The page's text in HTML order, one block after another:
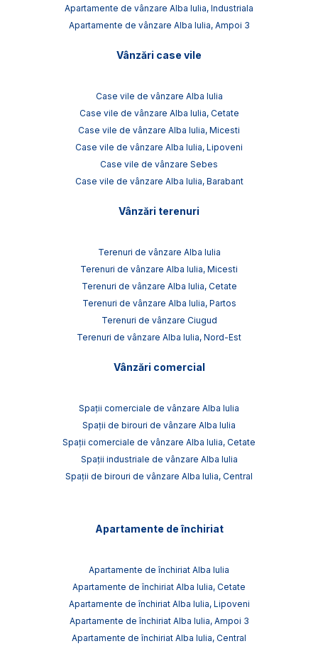
Apartamente de vânzare Alba Iulia, Industriala
Apartamente de vânzare Alba Iulia, Ampoi 3
Vânzări case vile
Case vile de vânzare Alba Iulia
Case vile de vânzare Alba Iulia, Cetate
Case vile de vânzare Alba Iulia, Micesti
Case vile de vânzare Alba Iulia, Lipoveni
Case vile de vânzare Sebes
Case vile de vânzare Alba Iulia, Barabant
Vânzări terenuri
Terenuri de vânzare Alba Iulia
Terenuri de vânzare Alba Iulia, Micesti
Terenuri de vânzare Alba Iulia, Cetate
Terenuri de vânzare Alba Iulia, Partos
Terenuri de vânzare Ciugud
Terenuri de vânzare Alba Iulia, Nord-Est
Vânzări comercial
Spații comerciale de vânzare Alba Iulia
Spații de birouri de vânzare Alba Iulia
Spații comerciale de vânzare Alba Iulia, Cetate
Spații industriale de vânzare Alba Iulia
Spații de birouri de vânzare Alba Iulia, Central
Apartamente de închiriat
Apartamente de închiriat Alba Iulia
Apartamente de închiriat Alba Iulia, Cetate
Apartamente de închiriat Alba Iulia, Lipoveni
Apartamente de închiriat Alba Iulia, Ampoi 3
Apartamente de închiriat Alba Iulia, Central